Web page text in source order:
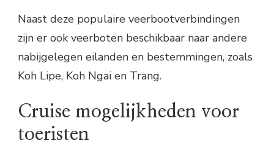
Naast deze populaire veerbootverbindingen
zijn er ook veerboten beschikbaar naar andere
nabijgelegen eilanden en bestemmingen, zoals
Koh Lipe, Koh Ngai en Trang.
Cruise mogelijkheden voor
toeristen